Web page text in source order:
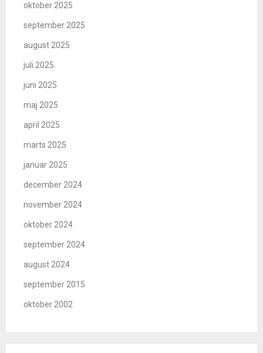
oktober 2025
september 2025
august 2025
juli 2025
juni 2025
maj 2025
april 2025
marts 2025
januar 2025
december 2024
november 2024
oktober 2024
september 2024
august 2024
september 2015
oktober 2002